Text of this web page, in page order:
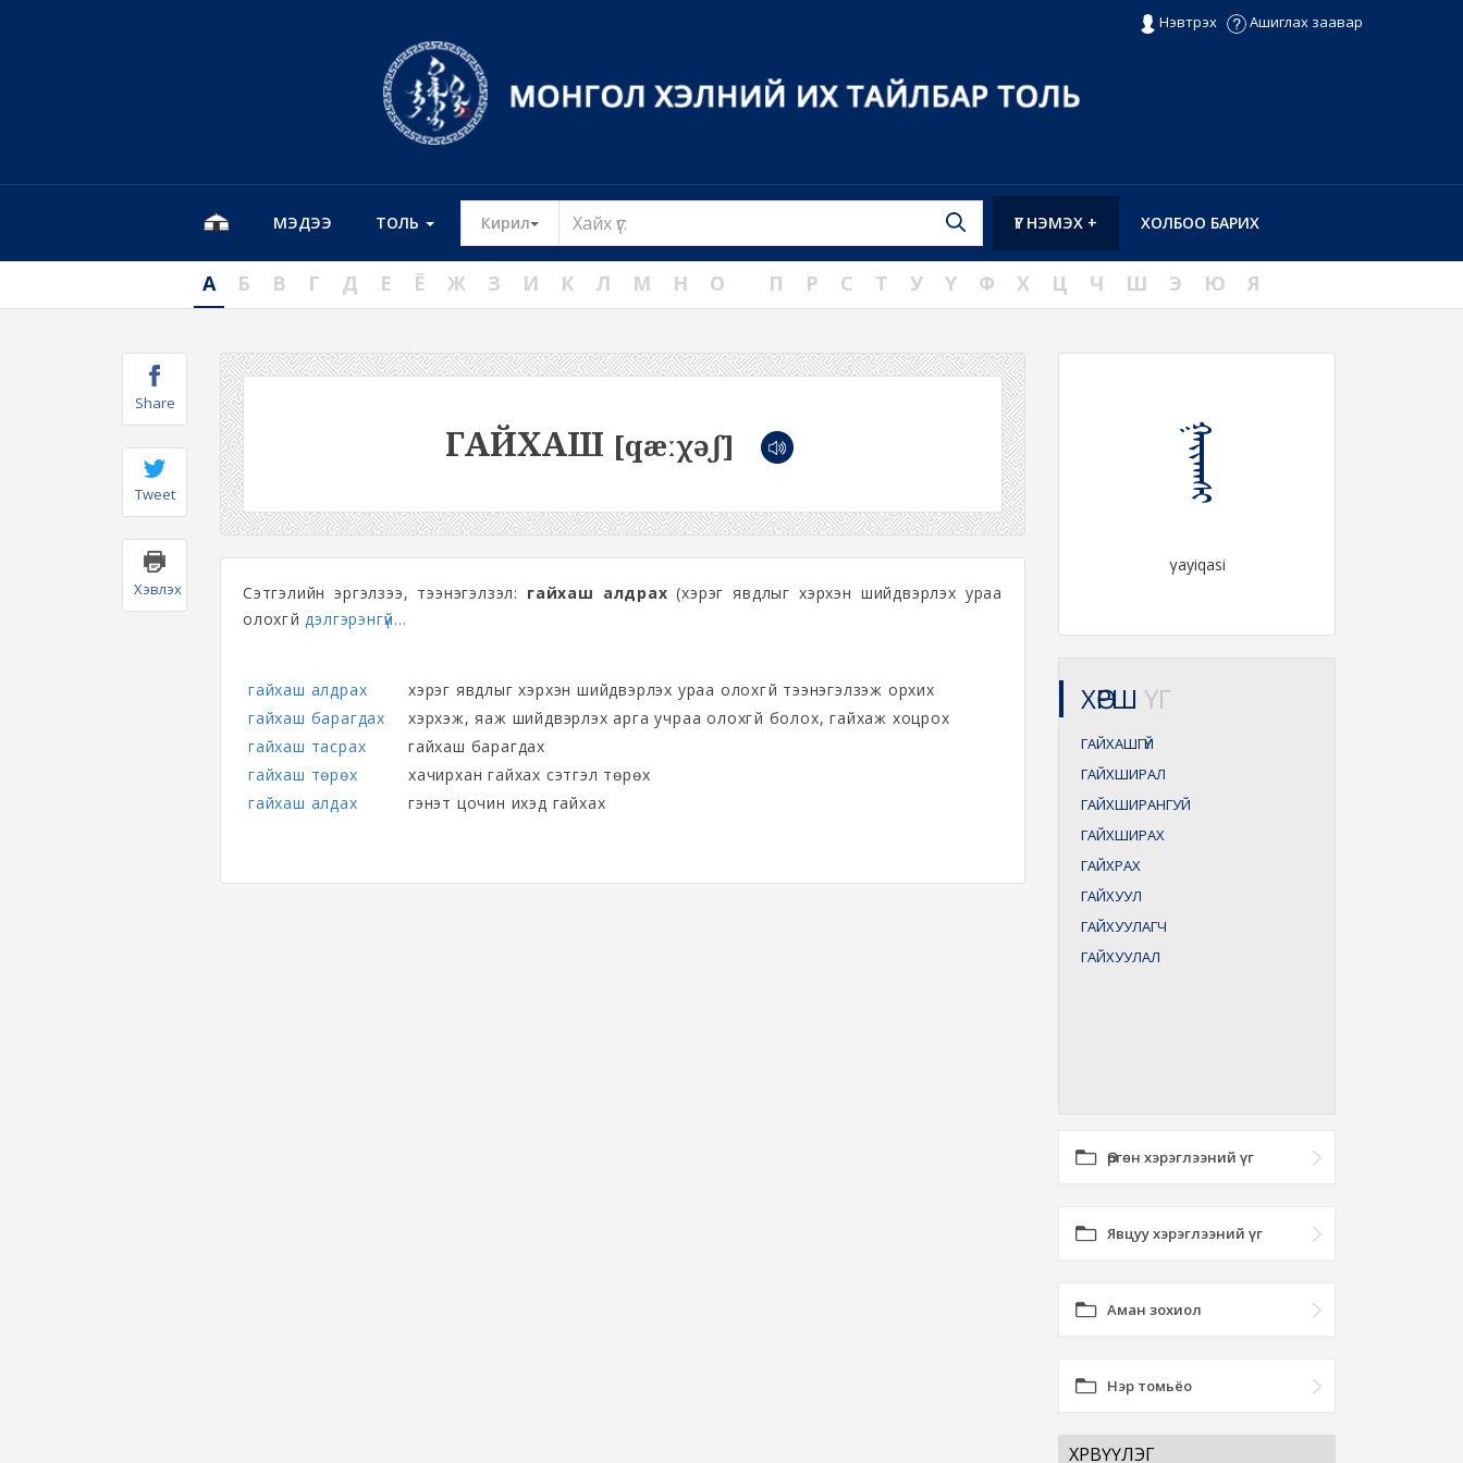
Нэвтрэх Ашиглах заавар
МЭДЭЭ ТОЛЬ Кирил Toggle Dropdown ХОЛБОО БАРИХ
ҮГ НЭМЭХ +
А Б В Г Д Е Ё Ж З И К Л М Н О П Р С Т У Ү Ф Х Ц Ч Ш Э Ю Я
Share
Tweet
Хэвлэх
ГАЙХАШ [qæːχəʃ]
Сэтгэлийн эргэлзээ, тээнэгэлзэл: гайхаш алдрах (хэрэг явдлыг хэрхэн шийдвэрлэх ураа
олохгүйдэлгэрэнгүй...
гайхаш алдрах
хэрэг явдлыг хэрхэн шийдвэрлэх ураа олохгүй тээнэгэлзэж орхих
гайхаш барагдах
хэрхэж, яаж шийдвэрлэх арга учраа олохгүй болох, гайхаж хоцрох
гайхаш тасрах
гайхаш барагдах
гайхаш төрөх
хачирхан гайхах сэтгэл төрөх
гайхаш алдах
гэнэт цочин ихэд гайхах
ᠭᠠᠶᠢᠬᠠᠰᠢ
γayiqasi
ХӨРШ ҮГ
ГАЙХАШГҮЙ
ГАЙХШИРАЛ
ГАЙХШИРАНГУЙ
ГАЙХШИРАХ
ГАЙХРАХ
ГАЙХУУЛ
ГАЙХУУЛАГЧ
ГАЙХУУЛАЛ
Өргөн хэрэглээний үг
Явцуу хэрэглээний үг
Аман зохиол
Нэр томьёо
ХӨРВҮҮЛЭГ